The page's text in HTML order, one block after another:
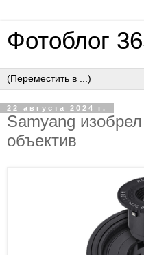
Фотоблог
22 августа 2024 г.
Samyang
объектив